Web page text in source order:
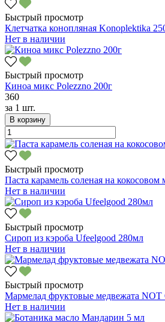
Быстрый просмотр
Клетчатка конопляная Konoplektika
Нет в наличии
Быстрый просмотр
Киноа микс Polezzno 200г
360
за 1 шт.
В корзину
Быстрый просмотр
Паста карамель соленая на кокосовом
Нет в наличии
Быстрый просмотр
Сироп из кэроба Ufeelgood 280мл
Нет в наличии
Быстрый просмотр
Мармелад фруктовые медвежата
Нет в наличии